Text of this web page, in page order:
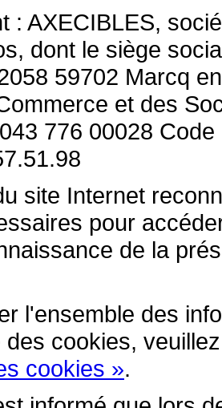
: AXECIBLES,
dont le siège
59702 Marcq
et des
776 00028
site Internet
pour
de la
l'ensemble des
des cookies,
cookies ».